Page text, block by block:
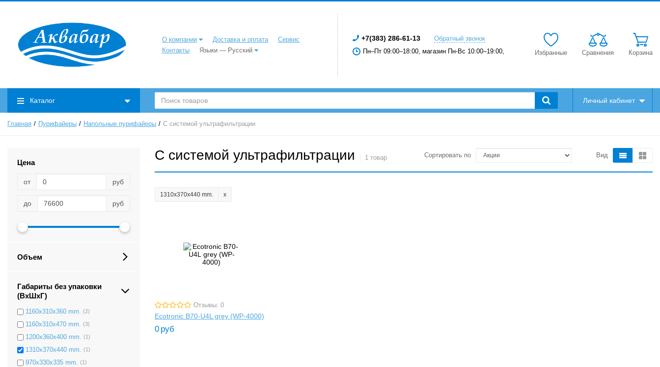
О компании Доставка и оплата
Сервис
Контакты
Языки — Русский
+7(383) 286-61-13
Обратный звонок
Пн–Пт 09:00–18:00, магазин Пн-Вс 10:00–19:00,
Избранные Сравнения Корзина
Каталог Личный кабинет
Главная Пурифайеры Напольные пурифайеры С системой ультрафильтрации
Цена
от руб
до руб
Объем
Габариты без упаковки
(ВxШxГ)
1150х340х360
1230х380х485 (1)
1150х340х350 (1)
(1)
1170х310х360
540х320х340
1120x358x386 mm.
1325x390x460 mm. (1)
нет данных
1160x310x360 mm. (2)
1160x310x470 mm. (3)
1200x360x400 mm. (1)
1310x370x440 mm. (1)
970x330x335 mm. (1)
С системой ультрафильтрации 1 товар Сортировать по Вид
1310x370x440 mm.
Отзывы: 0
Ecotronic B70-U4L grey (WP-4000)
0 руб